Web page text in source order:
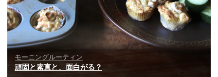
モーニングルーティン
頑固と素直と、面白がる？